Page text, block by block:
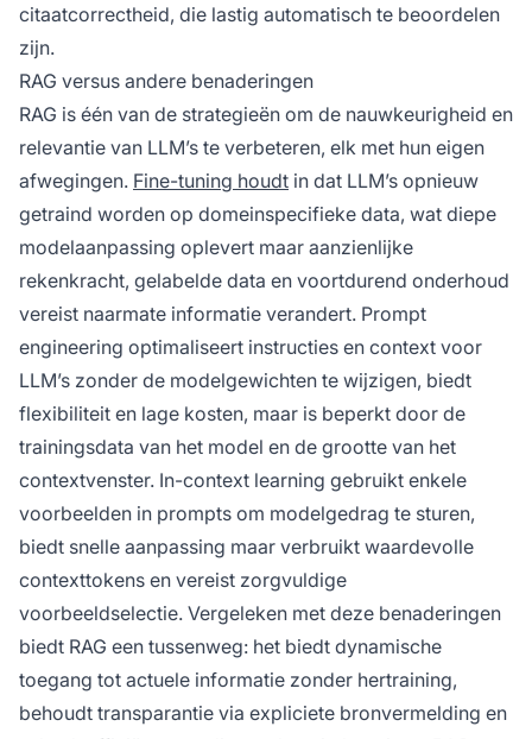
citaatcorrectheid, die lastig automatisch te beoordelen
zijn.
RAG versus andere benaderingen
RAG is één van de strategieën om de nauwkeurigheid en
relevantie van LLM’s te verbeteren, elk met hun eigen
afwegingen. Fine-tuning houdt in dat LLM’s opnieuw
getraind worden op domeinspecifieke data, wat diepe
modelaanpassing oplevert maar aanzienlijke
rekenkracht, gelabelde data en voortdurend onderhoud
vereist naarmate informatie verandert. Prompt
engineering optimaliseert instructies en context voor
LLM’s zonder de modelgewichten te wijzigen, biedt
flexibiliteit en lage kosten, maar is beperkt door de
trainingsdata van het model en de grootte van het
contextvenster. In-context learning gebruikt enkele
voorbeelden in prompts om modelgedrag te sturen,
biedt snelle aanpassing maar verbruikt waardevolle
contexttokens en vereist zorgvuldige
voorbeeldselectie. Vergeleken met deze benaderingen
biedt RAG een tussenweg: het biedt dynamische
toegang tot actuele informatie zonder hertraining,
behoudt transparantie via expliciete bronvermelding en